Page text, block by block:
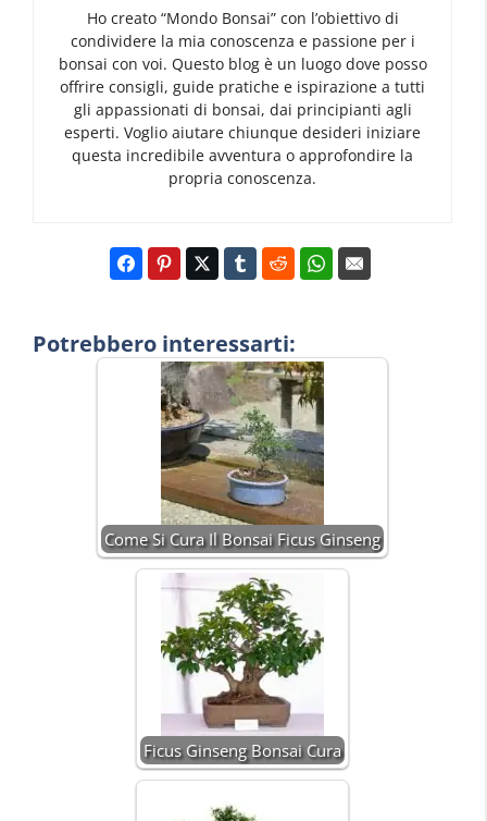
Ho creato “Mondo Bonsai” con l’obiettivo di
condividere la mia conoscenza e passione per i
bonsai con voi. Questo blog è un luogo dove posso
offrire consigli, guide pratiche e ispirazione a tutti
gli appassionati di bonsai, dai principianti agli
esperti. Voglio aiutare chiunque desideri iniziare
questa incredibile avventura o approfondire la
propria conoscenza.
Potrebbero interessarti:
Come Si Cura Il Bonsai Ficus Ginseng
Ficus Ginseng Bonsai Cura